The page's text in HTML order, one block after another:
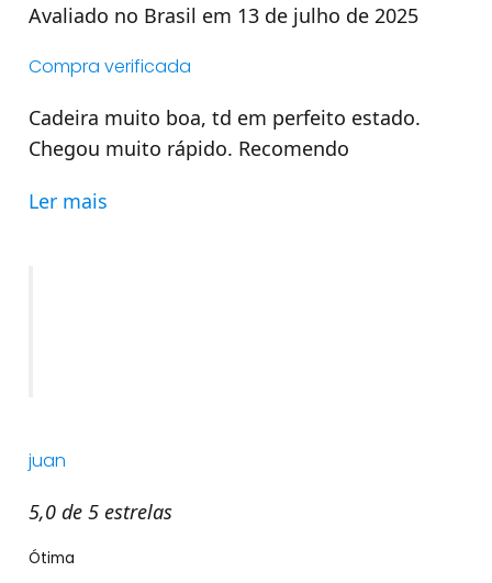
Avaliado no Brasil em 13 de julho de 2025
Compra verificada
Cadeira muito boa, td em perfeito estado.
Chegou muito rápido. Recomendo
Ler mais
juan
5,0 de 5 estrelas
Ótima